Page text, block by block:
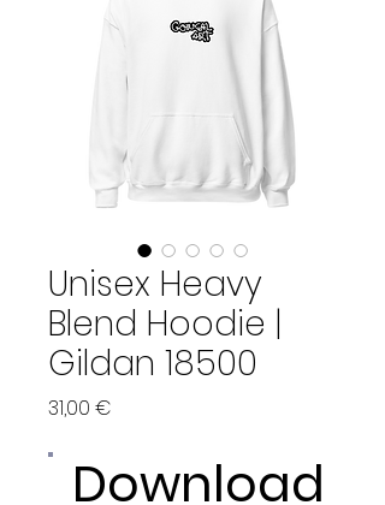
Unisex Heavy
Blend Hoodie |
Gildan 18500
31,00 €
Download